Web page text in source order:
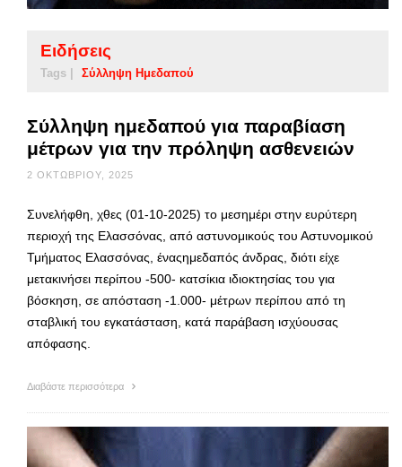
Ειδήσεις
Tags | Σύλληψη Ημεδαπού
Σύλληψη ημεδαπού για παραβίαση
μέτρων για την πρόληψη ασθενειών
2 ΟΚΤΩΒΡΊΟΥ, 2025
Συνελήφθη, χθες (01-10-2025) το μεσημέρι στην ευρύτερη
περιοχή της Ελασσόνας, από αστυνομικούς του Αστυνομικού
Τμήματος Ελασσόνας, έναςημεδαπός άνδρας, διότι είχε
μετακινήσει περίπου -500- κατσίκια ιδιοκτησίας του για
βόσκηση, σε απόσταση -1.000- μέτρων περίπου από τη
σταβλική του εγκατάσταση, κατά παράβαση ισχύουσας
απόφασης.
Διαβάστε περισσότερα